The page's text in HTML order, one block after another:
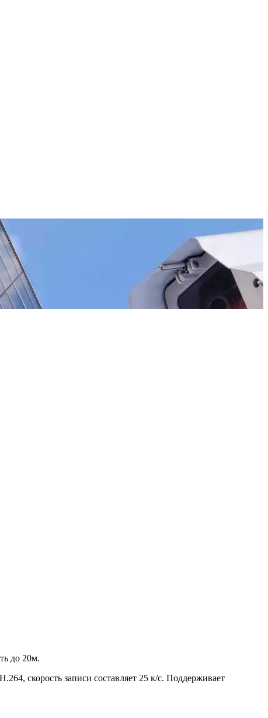
до 20м.
скорость записи составляет 25 к/с. Поддерживает